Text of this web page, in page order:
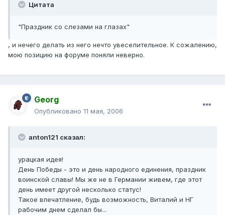
Цитата
"Праздник со слезами на глазах"
, и нечего делать из него нечто увеселительное. К сожалению,
мою позицию на форуме поняли неверно.
Georg
Опубликовано 11 мая, 2006
anton121 сказал:
урацкая идея!
День Победы - это и день народного единения, праздник
воинской славы! Мы же не в Германии живем, где этот
день имеет другой несколько статус!
Такое впечатление, будь возможность, Виталий и НГ
рабочим днем сделал бы...